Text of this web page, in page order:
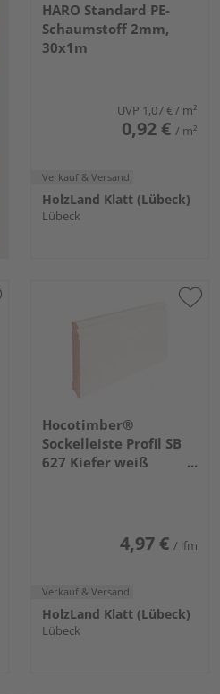
HARO Standard PE-
Schaumstoff 2mm,
30x1m
UVP 1,07 €/ m²
0,92 € / m²
Verkauf & Versand
HolzLand Klatt (Lübeck)
Lübeck
Hocotimber®
Sockelleiste Profil SB
627 Kiefer weiß
4,97 € / lfm
Verkauf & Versand
HolzLand Klatt (Lübeck)
Lübeck